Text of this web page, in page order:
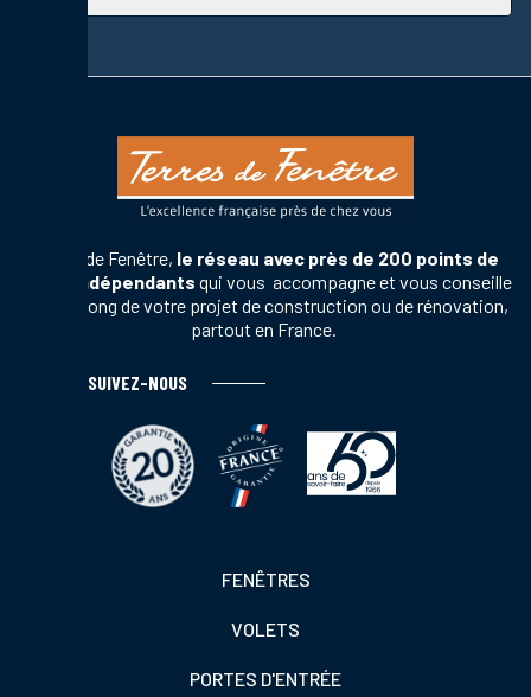
Terres de Fenêtre, le réseau avec près de 200 points de
vente indépendants qui vous accompagne et vous conseille
tout au long de votre projet de construction ou de rénovation,
partout en France.
SUIVEZ-NOUS
FENÊTRES
VOLETS
PORTES D'ENTRÉE